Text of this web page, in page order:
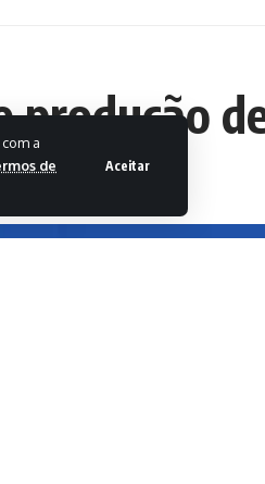
a
de
Aceitar
produção
07:54
de 2026